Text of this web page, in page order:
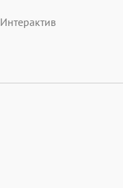
Интерактив